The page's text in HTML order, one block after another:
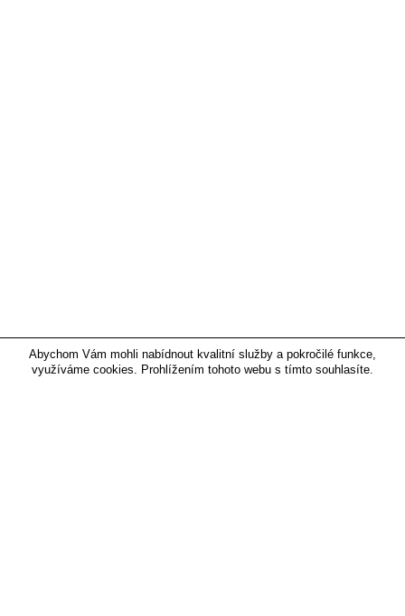
Abychom Vám mohli nabídnout kvalitní služby a pokročilé funkce,
využíváme cookies. Prohlížením tohoto webu s tímto souhlasíte.